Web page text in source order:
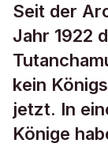
Erstes
Seit der
Jahr 1922
kein
jetzt. In
Könige